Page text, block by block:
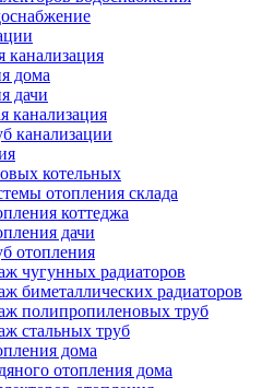
канализация
дома
дачи
канализация
канализации
котельных
отопления склада
коттеджа
дачи
отопления
чугунных радиаторов
биметаллических радиаторов
полипропиленовых труб
стальных труб
дома
отопления дома